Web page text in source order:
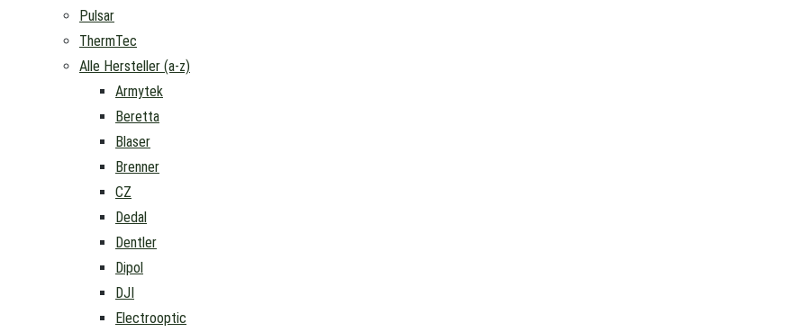
Pulsar
ThermTec
Alle Hersteller (a-z)
Armytek
Beretta
Blaser
Brenner
CZ
Dedal
Dentler
Dipol
DJI
Electrooptic